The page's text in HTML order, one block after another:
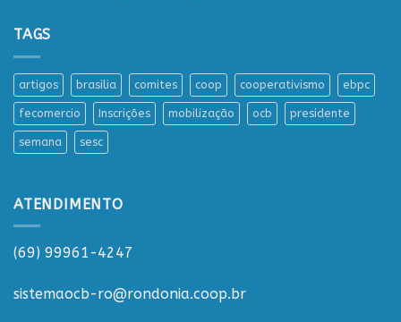
TAGS
artigos brasilia comites coop cooperativismo ebpc
fecomercio Inscrições mobilização ocb presidente
semana sesc
ATENDIMENTO
(69) 99961-4247
sistemaocb-ro@rondonia.coop.br